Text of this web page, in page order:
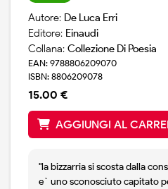
Autore: De Luca Erri
Editore: Einaudi
Collana: Collezione Di Poesia
EAN: 9788806209070
ISBN: 8806209078
15.00 €
AGGIUNGI AL
"la bizzarria si scosta dalla
e` uno sconosciuto capitato